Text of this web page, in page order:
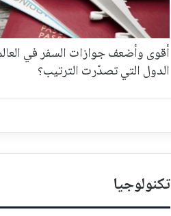
أقوى وأضعف جوازات السفر في
الدول التي تصدّرت الترتيب؟
تكنولوجيا